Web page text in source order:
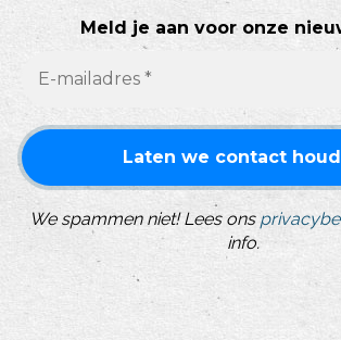
Meld je aan voor onze
We spammen niet! Lees ons
info.